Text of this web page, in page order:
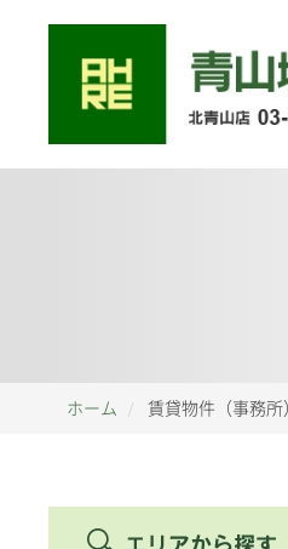
ホーム 賃貸物件（事務所